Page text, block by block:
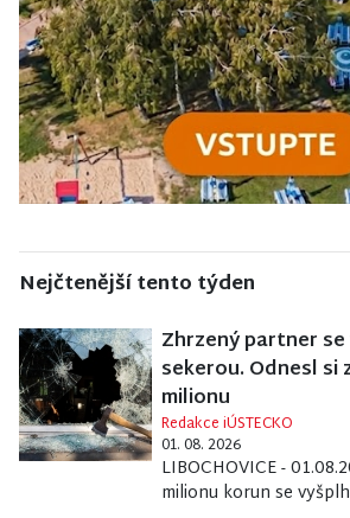
Nejčtenější tento týden
Zhrzený partner
sekerou. Odnesl si
milionu
Redakce iÚSTECKO
01. 08. 2026
LIBOCHOVICE -
milionu korun se